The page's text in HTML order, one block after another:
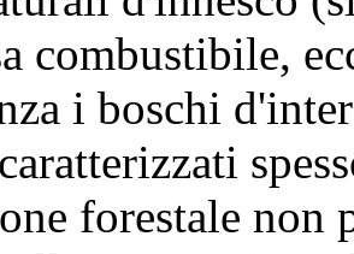
combustibile,
i boschi
forestale non